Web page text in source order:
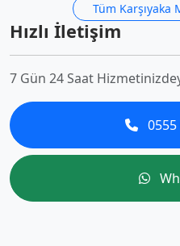
Tüm
Hızlı İletişim
7 Gün 24 Saat
0555